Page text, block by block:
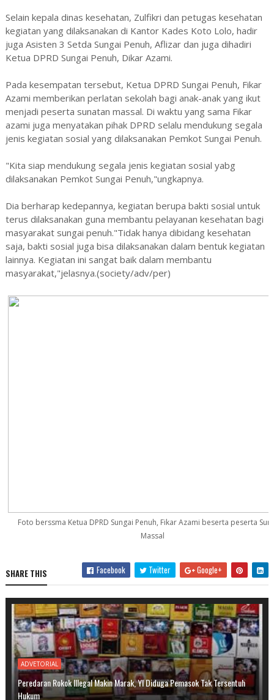
Selain kepala dinas kesehatan, Zulfikri dan petugas kesehatan
kegiatan yang dilaksanakan di Kantor Kades Koto Lolo, hadir
juga Asisten 3 Setda Sungai Penuh, Aflizar dan juga dihadiri
Ketua DPRD Sungai Penuh, Dikar Azami.
Pada kesempatan tersebut, Ketua DPRD Sungai Penuh, Fikar
Azami memberikan perlatan sekolah bagi anak-anak yang ikut
menjadi peserta sunatan massal. Di waktu yang sama Fikar
azami juga menyatakan pihak DPRD selalu mendukung segala
jenis kegiatan sosial yang dilaksanakan Pemkot Sungai Penuh.
"Kita siap mendukung segala jenis kegiatan sosial yabg
dilaksanakan Pemkot Sungai Penuh,"ungkapnya.
Dia berharap kedepannya, kegiatan berupa bakti sosial untuk
terus dilaksanakan guna membantu pelayanan kesehatan bagi
masyarakat sungai penuh."Tidak hanya dibidang kesehatan
saja, bakti sosial juga bisa dilaksanakan dalam bentuk kegiatan
lainnya. Kegiatan ini sangat baik dalam membantu
masyarakat,"jelasnya.(society/adv/per)
Foto berssma Ketua DPRD Sungai Penuh, Fikar Azami beserta peserta
Massal
SHARE THIS Facebook Twitter Google+
ADVETORIAL
Peredaran Rokok Illegal Makin Marak, YI Diduga Pemasok Tak Tersentuh
Hukum